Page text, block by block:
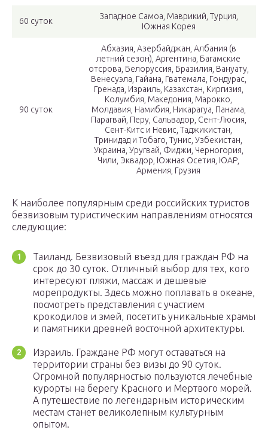
60 суток
Западное Самоа, Маврикий, Турция,
Южная Корея
90 суток
Абхазия, Азербайджан, Албания (в
летний сезон), Аргентина, Багамские
отсрова, Белоруссия, Бразилия, Вануату,
Венесуэла, Гайана, Гватемала, Гондурас,
Гренада, Израиль, Казахстан, Киргизия,
Колумбия, Македония, Марокко,
Молдавия, Намибия, Никарагуа, Панама,
Парагвай, Перу, Сальвадор, Сент-Люсия,
Сент-Китс и Невис, Таджикистан,
Тринидад и Тобаго, Тунис, Узбекистан,
Украина, Уругвай, Фиджи, Черногория,
Чили, Эквадор, Южная Осетия, ЮАР,
Армения, Грузия
К наиболее популярным среди российских туристов
безвизовым туристическим направлениям относятся
следующие:
Таиланд. Безвизовый въезд для граждан РФ на
срок до 30 суток. Отличный выбор для тех, кого
интересуют пляжи, массаж и дешевые
морепродукты. Здесь можно поплавать в океане,
посмотреть представления с участием
крокодилов и змей, посетить уникальные храмы
и памятники древней восточной архитектуры.
Израиль. Граждане РФ могут оставаться на
территории страны без визы до 90 суток.
Огромной популярностью пользуются лечебные
курорты на берегу Красного и Мертвого морей.
А путешествие по легендарным историческим
местам станет великолепным культурным
опытом.